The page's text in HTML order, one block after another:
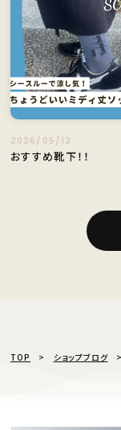
2026/05/12
おすすめ靴下！！
TOP ショップブログ